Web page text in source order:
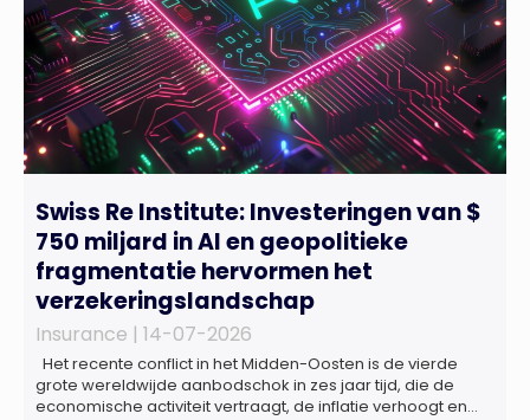
Swiss Re Institute: Investeringen van $
750 miljard in AI en geopolitieke
fragmentatie hervormen het
verzekeringslandschap
Insurance | 14-07-2026
Het recente conflict in het Midden-Oosten is de vierde
grote wereldwijde aanbodschok in zes jaar tijd, die de
economische activiteit vertraagt, de inflatie verhoogt en